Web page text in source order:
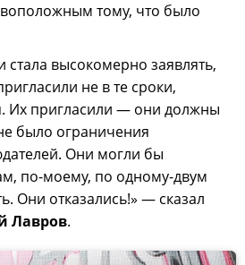
тому, что было
стала высокомерно заявлять,
не в те сроки,
Их пригласили — они должны
было ограничения
Они могли бы
по-моему, по одному-двум
Они отказались!» — сказал
Лавров.